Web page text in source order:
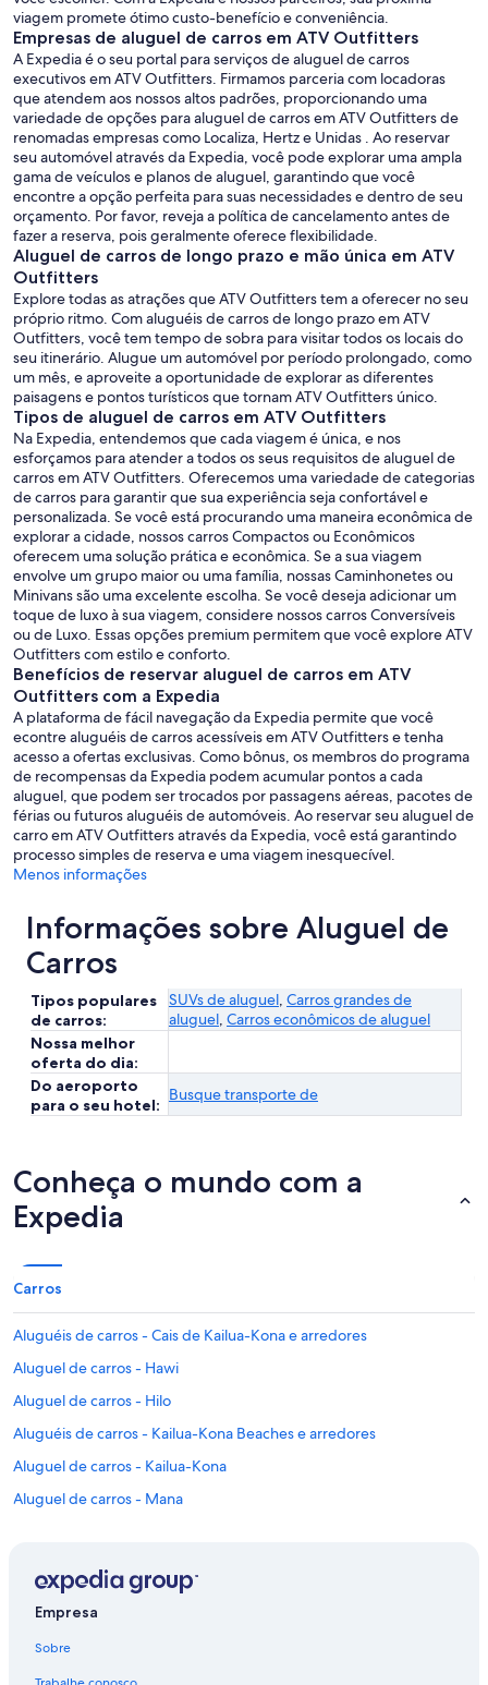
viagem promete ótimo custo-benefício e conveniência.
Empresas de aluguel de carros em ATV Outfitters
A Expedia é o seu portal para serviços de aluguel de carros
executivos em ATV Outfitters. Firmamos parceria com locadoras
que atendem aos nossos altos padrões, proporcionando uma
variedade de opções para aluguel de carros em ATV Outfitters de
renomadas empresas como Localiza, Hertz e Unidas . Ao reservar
seu automóvel através da Expedia, você pode explorar uma ampla
gama de veículos e planos de aluguel, garantindo que você
encontre a opção perfeita para suas necessidades e dentro de seu
orçamento. Por favor, reveja a política de cancelamento antes de
fazer a reserva, pois geralmente oferece flexibilidade.
Aluguel de carros de longo prazo e mão única em ATV
Outfitters
Explore todas as atrações que ATV Outfitters tem a oferecer no seu
próprio ritmo. Com aluguéis de carros de longo prazo em ATV
Outfitters, você tem tempo de sobra para visitar todos os locais do
seu itinerário. Alugue um automóvel por período prolongado, como
um mês, e aproveite a oportunidade de explorar as diferentes
paisagens e pontos turísticos que tornam ATV Outfitters único.
Tipos de aluguel de carros em ATV Outfitters
Na Expedia, entendemos que cada viagem é única, e nos
esforçamos para atender a todos os seus requisitos de aluguel de
carros em ATV Outfitters. Oferecemos uma variedade de categorias
de carros para garantir que sua experiência seja confortável e
personalizada. Se você está procurando uma maneira econômica de
explorar a cidade, nossos carros Compactos ou Econômicos
oferecem uma solução prática e econômica. Se a sua viagem
envolve um grupo maior ou uma família, nossas Caminhonetes ou
Minivans são uma excelente escolha. Se você deseja adicionar um
toque de luxo à sua viagem, considere nossos carros Conversíveis
ou de Luxo. Essas opções premium permitem que você explore ATV
Outfitters com estilo e conforto.
Benefícios de reservar aluguel de carros em ATV
Outfitters com a Expedia
A plataforma de fácil navegação da Expedia permite que você
econtre aluguéis de carros acessíveis em ATV Outfitters e tenha
acesso a ofertas exclusivas. Como bônus, os membros do programa
de recompensas da Expedia podem acumular pontos a cada
aluguel, que podem ser trocados por passagens aéreas, pacotes de
férias ou futuros aluguéis de automóveis. Ao reservar seu aluguel de
carro em ATV Outfitters através da Expedia, você está garantindo
processo simples de reserva e uma viagem inesquecível.
Menos informações
Informações sobre Aluguel de
Carros
Tipos populares
de carros:
SUVs de aluguel, Carros grandes de
aluguel, Carros econômicos de aluguel
Nossa melhor
oferta do dia:
Do aeroporto
para o seu hotel:
Busque transporte de
Conheça o mundo com a
Expedia
Carros
Aluguéis de carros - Cais de Kailua-Kona e arredores
Aluguel de carros - Hawi
Aluguel de carros - Hilo
Aluguéis de carros - Kailua-Kona Beaches e arredores
Aluguel de carros - Kailua-Kona
Aluguel de carros - Mana
arredores
Aluguéis de carros - University of Hawaii at Hilo e arredores
Aluguéis de carros - Condado de Hawaiʻi e arredores
Empresa
Sobre